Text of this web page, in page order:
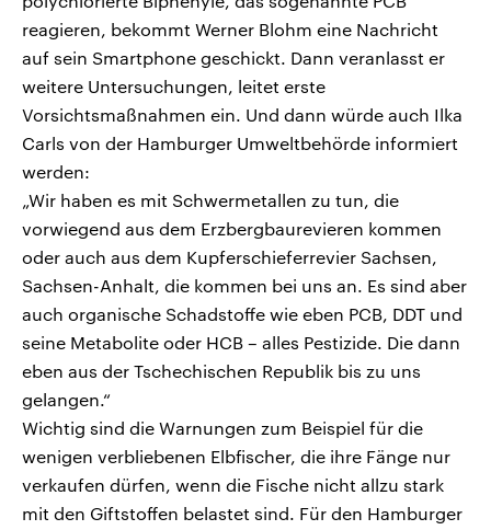
reagieren, bekommt Werner Blohm eine Nachricht
auf sein Smartphone geschickt. Dann veranlasst er
weitere Untersuchungen, leitet erste
Vorsichtsmaßnahmen ein. Und dann würde auch Ilka
Carls von der Hamburger Umweltbehörde informiert
werden:
„Wir haben es mit Schwermetallen zu tun, die
vorwiegend aus dem Erzbergbaurevieren kommen
oder auch aus dem Kupferschieferrevier Sachsen,
Sachsen-Anhalt, die kommen bei uns an. Es sind aber
auch organische Schadstoffe wie eben PCB, DDT und
seine Metabolite oder HCB – alles Pestizide. Die dann
eben aus der Tschechischen Republik bis zu uns
gelangen.“
Wichtig sind die Warnungen zum Beispiel für die
wenigen verbliebenen Elbfischer, die ihre Fänge nur
verkaufen dürfen, wenn die Fische nicht allzu stark
mit den Giftstoffen belastet sind. Für den Hamburger